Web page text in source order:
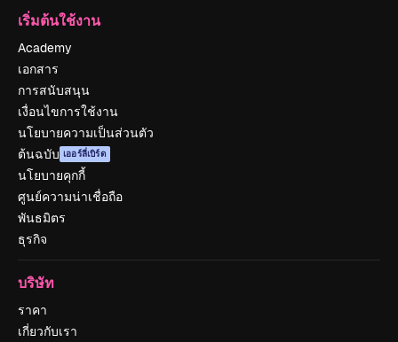
เริ่มต้นใช้งาน
Academy
เอกสาร
การสนับสนุน
เงื่อนไขการใช้งาน
นโยบายความเป็นส่วนตัว
ต้นฉบับ เออร์ลี่เบิร์ด
นโยบายคุกกี้
ศูนย์ความน่าเชื่อถือ
พันธมิตร
ธุรกิจ
บริษัท
ราคา
เกี่ยวกับเรา